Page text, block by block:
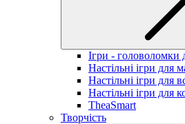
Ігри - головоломки
Настільні ігри для
Настільні ігри для
Настільні ігри для
TheaSmart
Творчість